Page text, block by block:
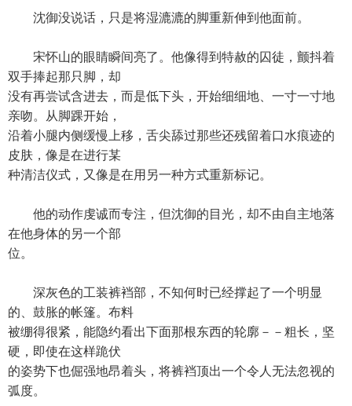
沈御没说话，只是将湿漉漉的脚重新伸到他面前。
宋怀山的眼睛瞬间亮了。他像得到特赦的囚徒，颤抖着
双手捧起那只脚，却
没有再尝试含进去，而是低下头，开始细细地、一寸一寸地
亲吻。从脚踝开始，
沿着小腿内侧缓慢上移，舌尖舔过那些还残留着口水痕迹的
皮肤，像是在进行某
种清洁仪式，又像是在用另一种方式重新标记。
他的动作虔诚而专注，但沈御的目光，却不由自主地落
在他身体的另一个部
位。
深灰色的工装裤裆部，不知何时已经撑起了一个明显
的、鼓胀的帐篷。布料
被绷得很紧，能隐约看出下面那根东西的轮廓－－粗长，坚
硬，即使在这样跪伏
的姿势下也倔强地昂着头，将裤裆顶出一个令人无法忽视的
弧度。